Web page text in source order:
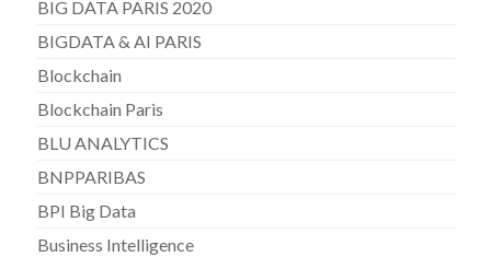
BIG DATA PARIS 2020
BIGDATA & AI PARIS
Blockchain
Blockchain Paris
BLU ANALYTICS
BNPPARIBAS
BPI Big Data
Business Intelligence